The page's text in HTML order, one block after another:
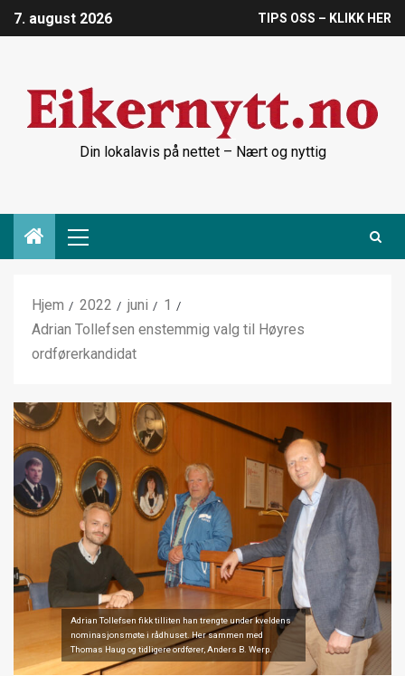
7. august 2026 TIPS OSS – KLIKK HER
Din lokalavis på nettet – Nært og nyttig
Hjem 2022 juni
1
Adrian Tollefsen enstemmig valg til Høyres
ordførerkandidat
Adrian Tollefsen fikk tilliten han trengte under kveldens
nominasjonsmøte i rådhuset. Her sammen med
Thomas Haug og tidligere ordfører, Anders B. Werp.